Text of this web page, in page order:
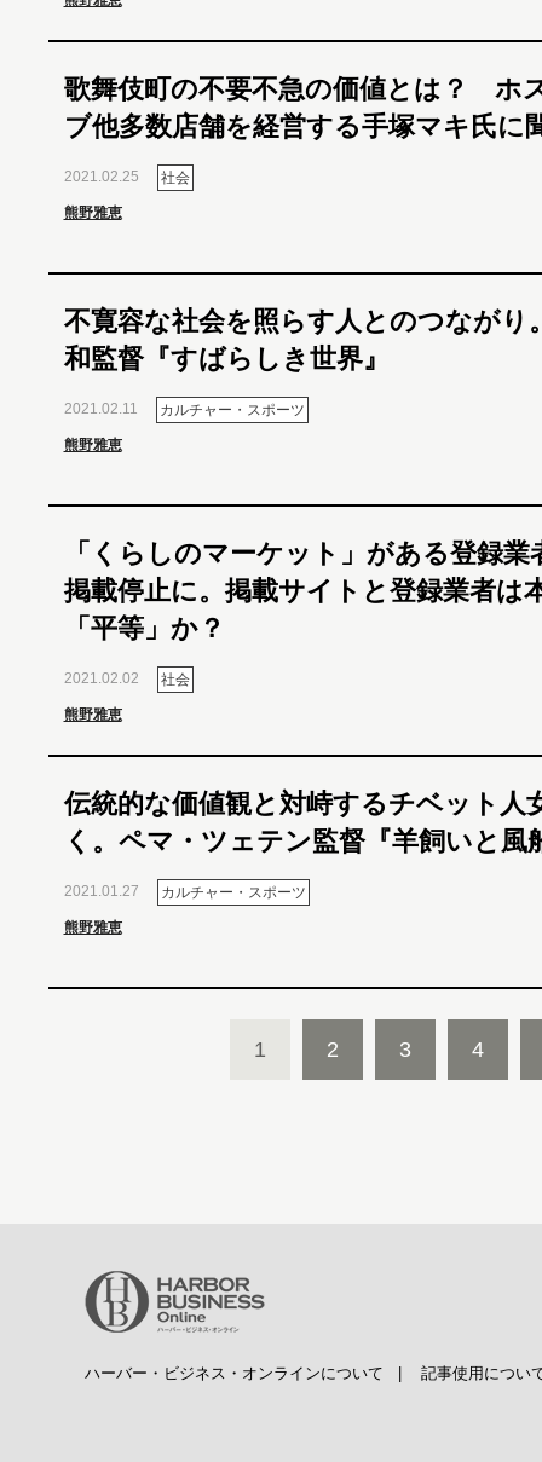
歌舞伎町の不要不急の価値とは？ ホ
ブ他多数店舗を経営する手塚マキ氏に
2021.02.25 社会
熊野雅恵
不寛容な社会を照らす人とのつながり
和監督『すばらしき世界』
2021.02.11 カルチャー・スポーツ
熊野雅恵
「くらしのマーケット」がある登録業
掲載停止に。掲載サイトと登録業者は
「平等」か？
2021.02.02 社会
熊野雅恵
伝統的な価値観と対峙するチベット人
く。ペマ・ツェテン監督『羊飼いと風
2021.01.27 カルチャー・スポーツ
熊野雅恵
1 2 3 4
ハーバー・ビジネス・オンラインについて 記事使用につい